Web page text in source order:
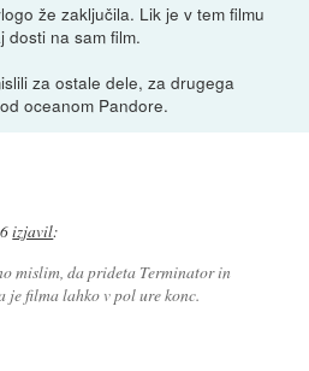
že zaključila. Lik je v tem filmu
dosti na sam film.
za ostale dele, za drugega
oceanom Pandore.
izjavil:
mislim, da prideta Terminator in
je filma lahko v pol ure konc.